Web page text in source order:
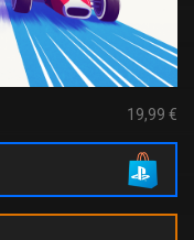
19,99 €